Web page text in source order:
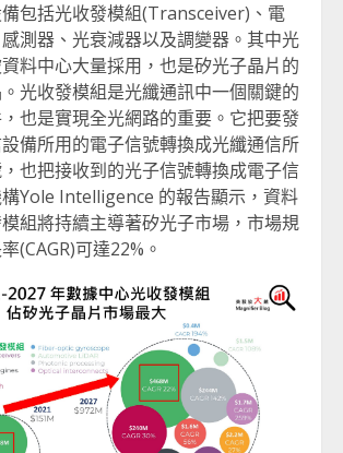
包括光收發模組(Transceiver)、電
測器、光衰減器以及調變器。其中光
料中心大量採用，也是矽光子晶片的
光收發模組是光纖通訊中一個關鍵的
也是實現全光網路的重要。它把要發
備所用的電子信號轉換成光纖通信所
也把接收到的光子信號轉換成電子信
Yole Intelligence 的報告顯示，資料
組將持續主導著矽光子市場，市場規
(CAGR)可達22%。